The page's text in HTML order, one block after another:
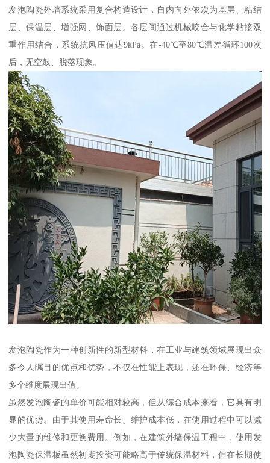
发泡陶瓷外墙系统采用复合构造设计，自内向外依次为基层、粘结
层、保温层、增强网、饰面层。各层间通过机械咬合与化学粘接双
重作用结合，系统抗风压值达9kPa。在-40℃至80℃温差循环100次
后，无空鼓、脱落现象。
发泡陶瓷作为一种创新性的新型材料，在工业与建筑领域展现出众
多令人瞩目的优点和优势，不仅在性能上表现，还在环保、经济等
多个维度展现出值。
虽然发泡陶瓷的单价可能相对较高，但从综合成本来看，它具有明
显的优势。由于其使用寿命长、维护成本低，在使用过程中可以减
少大量的维修和更换费用。例如，在建筑外墙保温工程中，使用发
泡陶瓷保温板虽然初期投资可能略高于传统保温材料，但在长期使